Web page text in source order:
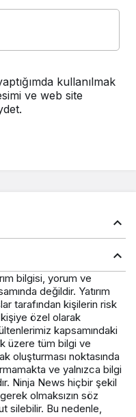
kullanılmak
ve web site
bilgisi, yorum ve
değildir. Yatırım
tarafından kişilerin risk
özel olarak
kapsamındaki
üzere tüm bilgi ve
oluşturması noktasında
ve yalnızca bilgi
Ninja News hiçbir şekil
olmaksızın söz
silebilir. Bu nedenle,